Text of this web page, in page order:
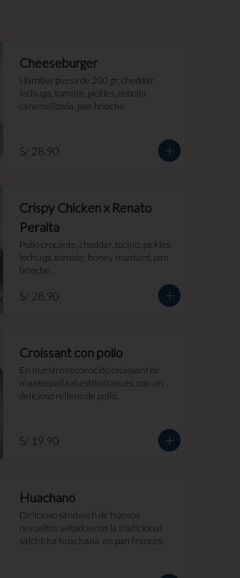
Cheeseburger
Hamburguesa de 200 gr, cheddar,
lechuga, tomate, pickles, cebolla
caramelizada, pan brioche.
S/ 28.90
Crispy Chicken x Renato
Peralta
Pollo crocante, cheddar, tocino, pickles,
lechuga, tomate, honey mustard, pan
brioche.
S/ 28.90
Croissant con pollo
En nuestro reconocido croissant de
mantequilla al estilo francés, con un
delicioso relleno de pollo.
S/ 19.90
Huachano
Delicioso sándwich de huevos
revueltos saltados con la tradicional
salchicha huachana  en pan francés.